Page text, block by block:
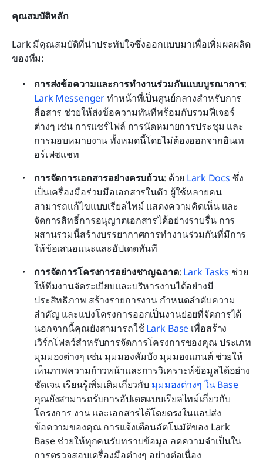
คุณสมบัติหลัก
Lark มีคุณสมบัติที่น่าประทับใจซึ่งออกแบบมาเพื่อเพิ่มผลผลิต
ของทีม:
การส่งข้อความและการทำงานร่วมกันแบบบูรณาการ
Lark Messenger ทำหน้าที่เป็นศูนย์กลางสำหรับการ
สื่อสาร ช่วยให้ส่งข้อความทันทีพร้อมกับรวมฟีเจอร์
ต่างๆ เช่น การแชร์ไฟล์ การนัดหมายการประชุม และ
การมอบหมายงาน ทั้งหมดนี้โดยไม่ต้องออกจากอินเท
อร์เฟซแชท
การจัดการเอกสารอย่างครบถ้วน: ด้วย Lark Docs ซึ่ง
เป็นเครื่องมือร่วมมือเอกสารในตัว ผู้ใช้หลายคน
สามารถแก้ไขแบบเรียลไทม์ แสดงความคิดเห็น และ
จัดการสิทธิ์การอนุญาตเอกสารได้อย่างราบรื่น การ
ผสานรวมนี้สร้างบรรยากาศการทำงานร่วมกันที่มีการ
ให้ข้อเสนอแนะและอัปเดตทันที
การจัดการโครงการอย่างชาญฉลาด: Lark Tasks ช่วย
ให้ทีมงานจัดระเบียบและบริหารงานได้อย่างมี
ประสิทธิภาพ สร้างรายการงาน กำหนดลำดับความ
สำคัญ และแบ่งโครงการออกเป็นงานย่อยที่จัดการได้
นอกจากนี้คุณยังสามารถใช้ Lark Base เพื่อสร้าง
เวิร์กโฟลว์สำหรับการจัดการโครงการของคุณ ประเภท
มุมมองต่างๆ เช่น มุมมองคัมบัง มุมมองแกนต์ ช่วยให้
เห็นภาพความก้าวหน้าและการวิเคราะห์ข้อมูลได้อย่าง
ชัดเจน เรียนรู้เพิ่มเติมเกี่ยวกับ มุมมองต่างๆ ใน Base
คุณยังสามารถรับการอัปเดตแบบเรียลไทม์เกี่ยวกับ
โครงการ งาน และเอกสารได้โดยตรงในแอปส่ง
ข้อความของคุณ การแจ้งเตือนอัตโนมัติของ Lark
Base ช่วยให้ทุกคนรับทราบข้อมูล ลดความจำเป็นใน
การตรวจสอบเครื่องมือต่างๆ อย่างต่อเนื่อง